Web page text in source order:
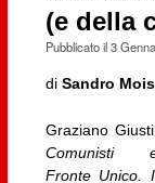
(e della
Pubblicato il3
di Sandro
Graziano Giusti,
Comunisti
Fronte Unico.